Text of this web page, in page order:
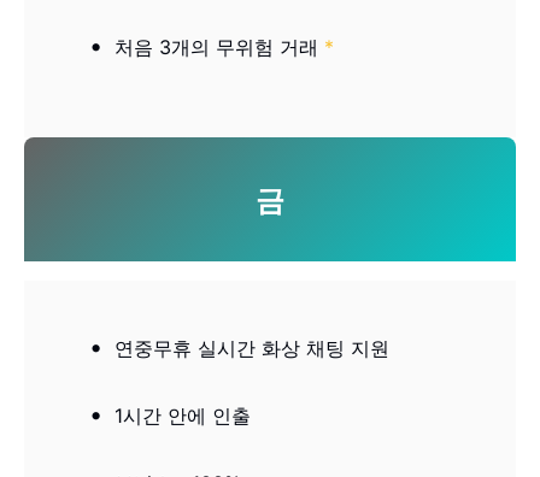
처음 3개의 무위험 거래 *
금
연중무휴 실시간 화상 채팅 지원
1시간 안에 인출